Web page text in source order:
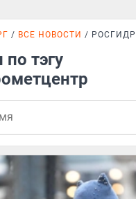
ВСЕ НОВОСТИ
тэгу